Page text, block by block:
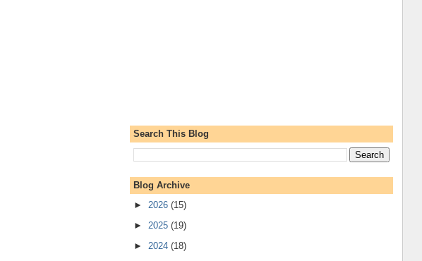
Search This Blog
Blog Archive
► 2026 (15)
► 2025 (19)
► 2024 (18)